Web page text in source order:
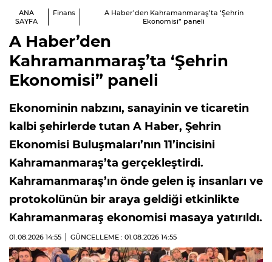
ANA
SAYFA
Finans
A Haber’den Kahramanmaraş’ta ‘Şehrin
Ekonomisi” paneli
A Haber’den
Kahramanmaraş’ta ‘Şehrin
Ekonomisi” paneli
Ekonominin nabzını, sanayinin ve ticaretin
kalbi şehirlerde tutan A Haber, Şehrin
Ekonomisi Buluşmaları’nın 11’incisini
Kahramanmaraş’ta gerçekleştirdi.
Kahramanmaraş’ın önde gelen iş insanları ve
protokolünün bir araya geldiği etkinlikte
Kahramanmaraş ekonomisi masaya yatırıldı.
01.08.2026 14:55 GÜNCELLEME : 01.08.2026 14:55